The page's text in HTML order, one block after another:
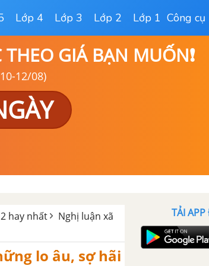
Lớp 4 Lớp 3 Lớp 2 Lớp 1 Công cụ
GIÁ BẠN MUỐN❗
12/08)
hay nhất
Nghị luận xã
lo âu, sợ hãi
TẢI APP